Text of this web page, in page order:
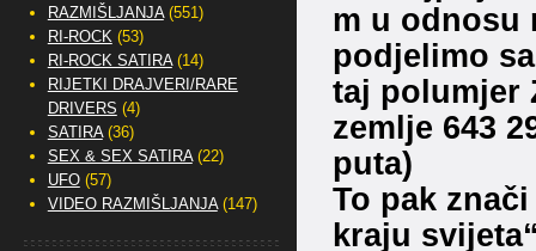
m u odnosu
podjelimo
taj polumjer
zemlje 643
puta)
To pak
kraju
RAZMIŠLJANJA(551)
RI-ROCK(53)
RI-ROCK SATIRA(14)
RIJETKI DRAJVERI/RARE
DRIVERS (4)
SATIRA(36)
SEX & SEX SATIRA(22)
UFO(57)
VIDEO RAZMIŠLJANJA(147)